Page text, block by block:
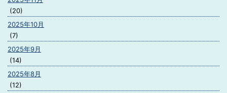
(20)
2025年10月
(7)
2025年9月
(14)
2025年8月
(12)